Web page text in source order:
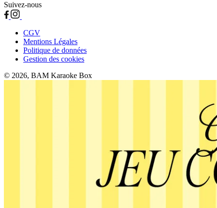
Suivez-nous
CGV
Mentions Légales
Politique de données
Gestion des cookies
© 2026, BAM Karaoke Box